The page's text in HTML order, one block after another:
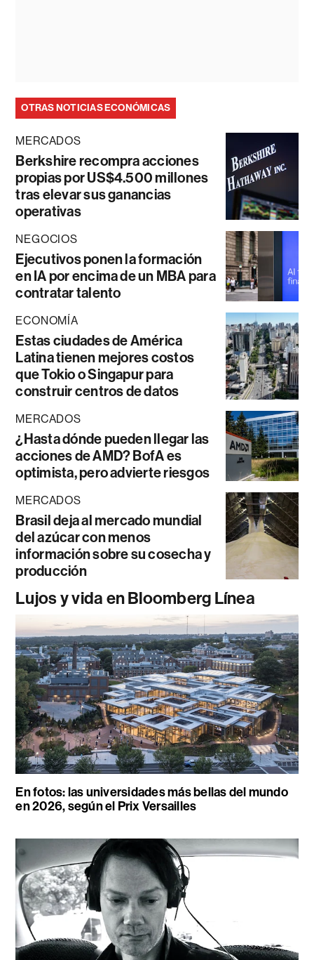
OTRAS NOTICIAS ECONÓMICAS
MERCADOS
Berkshire recompra acciones
propias por US$4.500 millones
tras elevar sus ganancias
operativas
NEGOCIOS
Ejecutivos ponen la formación
en IA por encima de un MBA para
contratar talento
ECONOMÍA
Estas ciudades de América
Latina tienen mejores costos
que Tokio o Singapur para
construir centros de datos
MERCADOS
¿Hasta dónde pueden llegar las
acciones de AMD? BofA es
optimista, pero advierte riesgos
MERCADOS
Brasil deja al mercado mundial
del azúcar con menos
información sobre su cosecha y
producción
Lujos y vida en Bloomberg Línea
En fotos: las universidades más bellas del mundo
en 2026, según el Prix Versailles